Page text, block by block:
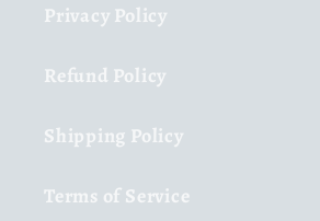
Privacy Policy
Refund Policy
Shipping Policy
Terms of Service